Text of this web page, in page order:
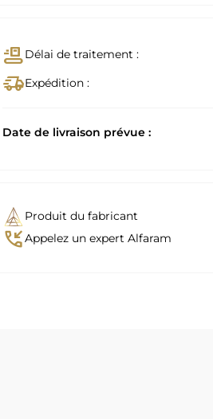
conveyor_beltDélai de traitement :
delivery_truck_speedExpédition :
Date de livraison prévue :
Produit du fabricant
phone_callbackAppelez un expert Alfaram